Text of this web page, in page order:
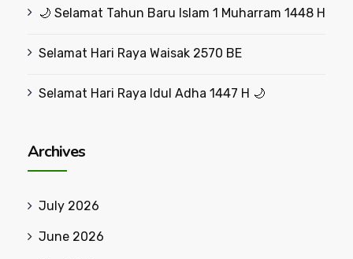
🌙 Selamat Tahun Baru Islam 1 Muharram 1448 H
Selamat Hari Raya Waisak 2570 BE
Selamat Hari Raya Idul Adha 1447 H 🌙
Archives
July 2026
June 2026